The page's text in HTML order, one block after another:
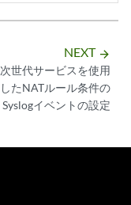
NEXT arrow_forward
次世代サービスを使用
したNATルール条件の
Syslogイベントの設定